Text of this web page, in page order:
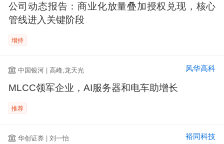
公司动态报告：商业化放量叠加授权兑现，核心
管线进入关键阶段
增持
中国银河 | 高峰,龙天光 风华高科
MLCC领军企业，AI服务器和电车助增长
推荐
华创证券 | 刘一怡 裕同科技